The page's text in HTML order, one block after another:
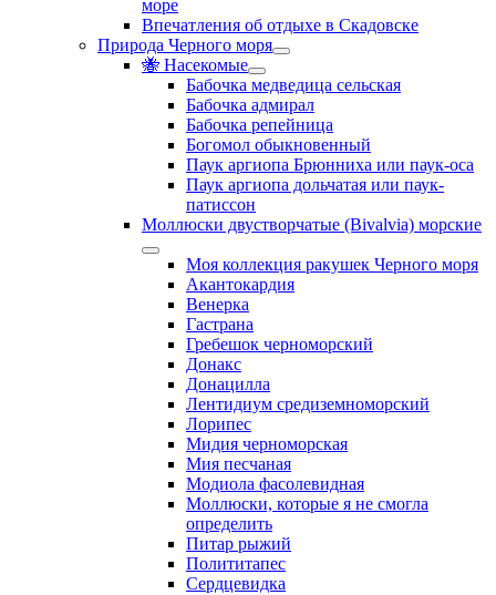
море
Впечатления об отдыхе в Скадовске
Природа Черного моря
🐝 Насекомые
Бабочка медведица сельская
Бабочка адмирал
Бабочка репейница
Богомол обыкновенный
Паук аргиопа Брюнниха или паук-оса
Паук аргиопа дольчатая или паук-
патиссон
Моллюски двустворчатые (Bivalvia) морские
Моя коллекция ракушек Черного моря
Акантокардия
Венерка
Гастрана
Гребешок черноморский
Донакс
Донацилла
Лентидиум средиземноморский
Лорипес
Мидия черноморская
Мия песчаная
Модиола фасолевидная
Моллюски, которые я не смогла
определить
Питар рыжий
Полититапес
Сердцевидка